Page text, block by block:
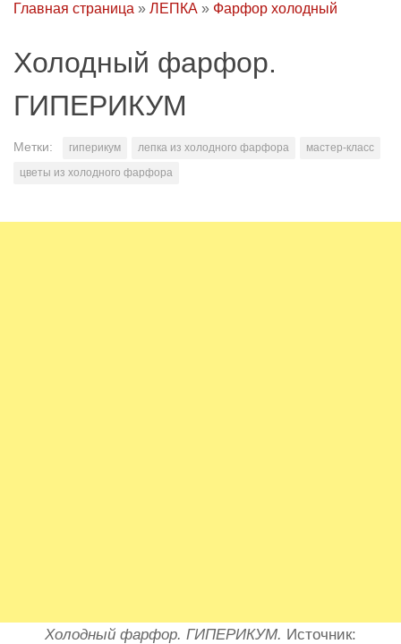
Главная страница » ЛЕПКА » Фарфор холодный
Холодный фарфор.
ГИПЕРИКУМ
Метки: гиперикум лепка из холодного фарфора
мастер-класс
цветы из холодного фарфора
Холодный фарфор. ГИПЕРИКУМ. Источник: